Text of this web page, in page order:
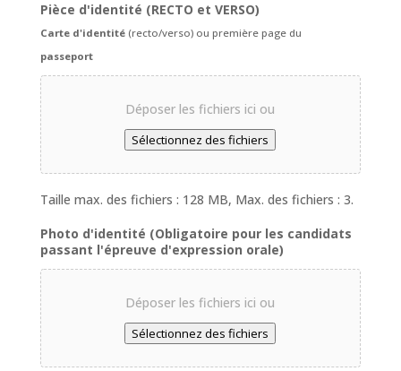
Pièce d'identité (RECTO et VERSO)
Carte d'identité (recto/verso) ou première page du
passeport
Déposer les fichiers ici ou
Sélectionnez des fichiers
Taille max. des fichiers : 128 MB, Max. des fichiers : 3.
Photo d'identité (Obligatoire pour les candidats
passant l'épreuve d'expression orale)
Déposer les fichiers ici ou
Sélectionnez des fichiers